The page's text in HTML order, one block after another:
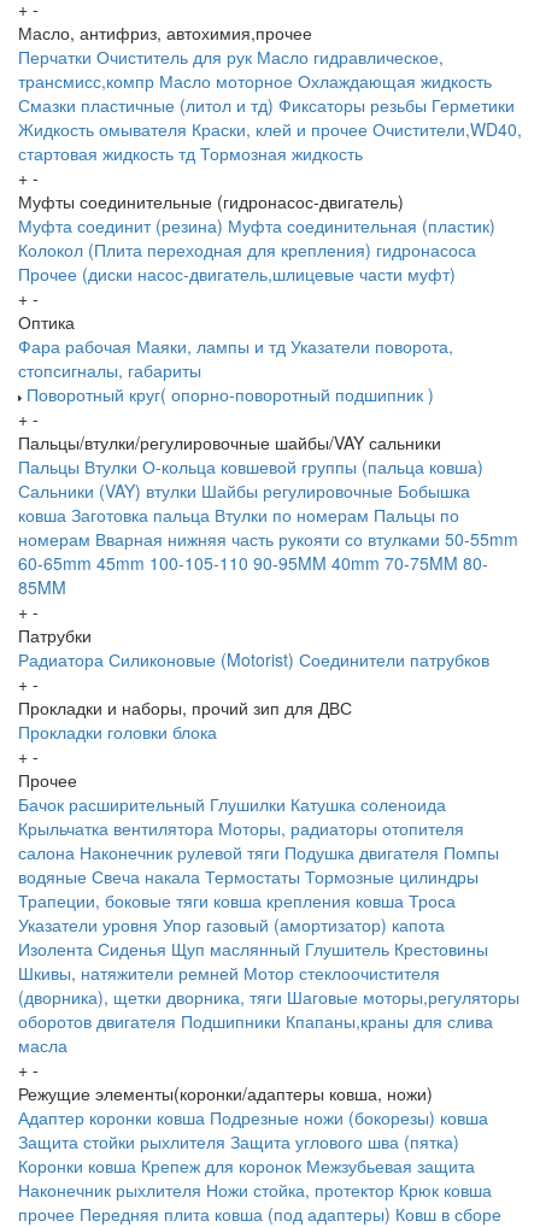
+ -
Масло, антифриз, автохимия,прочее
Перчатки Очиститель для рук Масло гидравлическое,
трансмисс,компр Масло моторное Охлаждающая жидкость
Смазки пластичные (литол и тд) Фиксаторы резьбы Герметики
Жидкость омывателя Краски, клей и прочее Очистители,WD40,
стартовая жидкость тд Тормозная жидкость
+ -
Муфты соединительные (гидронасос-двигатель)
Муфта соединит (резина) Муфта соединительная (пластик)
Колокол (Плита переходная для крепления) гидронасоса
Прочее (диски насос-двигатель,шлицевые части муфт)
+ -
Оптика
Фара рабочая Маяки, лампы и тд Указатели поворота,
стопсигналы, габариты
Поворотный круг( опорно-поворотный подшипник )
+ -
Пальцы/втулки/регулировочные шайбы/VAY сальники
Пальцы Втулки О-кольца ковшевой группы (пальца ковша)
Сальники (VAY) втулки Шайбы регулировочные Бобышка
ковша Заготовка пальца Втулки по номерам Пальцы по
номерам Вварная нижняя часть рукояти со втулками 50-55mm
60-65mm 45mm 100-105-110 90-95MM 40mm 70-75MM 80-
85MM
+ -
Патрубки
Радиатора Силиконовые (Motorist) Соединители патрубков
+ -
Прокладки и наборы, прочий зип для ДВС
Прокладки головки блока
+ -
Прочее
Бачок расширительный Глушилки Катушка соленоида
Крыльчатка вентилятора Моторы, радиаторы отопителя
салона Наконечник рулевой тяги Подушка двигателя Помпы
водяные Свеча накала Термостаты Тормозные цилиндры
Трапеции, боковые тяги ковша крепления ковша Троса
Указатели уровня Упор газовый (амортизатор) капота
Изолента Сиденья Щуп маслянный Глушитель Крестовины
Шкивы, натяжители ремней Мотор стеклоочистителя
(дворника), щетки дворника, тяги Шаговые моторы,регуляторы
оборотов двигателя Подшипники Кпапаны,краны для слива
масла
+ -
Режущие элементы(коронки/адаптеры ковша, ножи)
Адаптер коронки ковша Подрезные ножи (бокорезы) ковша
Защита стойки рыхлителя Защита углового шва (пятка)
Коронки ковша Крепеж для коронок Межзубьевая защита
Наконечник рыхлителя Ножи стойка, протектор Крюк ковша
прочее Передняя плита ковша (под адаптеры) Ковш в сборе